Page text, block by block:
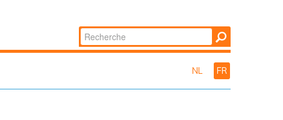
Chercher par
Recherche
NL FR